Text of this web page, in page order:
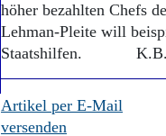
höher bezahlten Chefs
Lehman-Pleite will
Staatshilfen. K.B.
Artikel per E-Mail
versenden